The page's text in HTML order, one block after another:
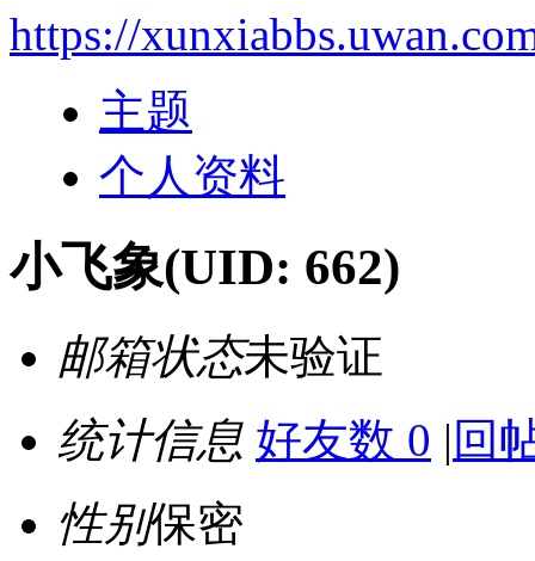
https://
主题
个人资料
小飞象(UID: 662)
邮箱状态未验证
统计信息 好友数 0 | 回
性别保密